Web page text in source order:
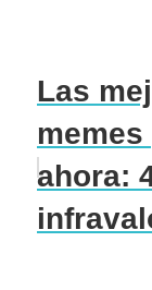
Las
ahora: